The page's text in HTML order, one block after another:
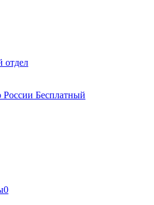
отдел
России Бесплатный
0